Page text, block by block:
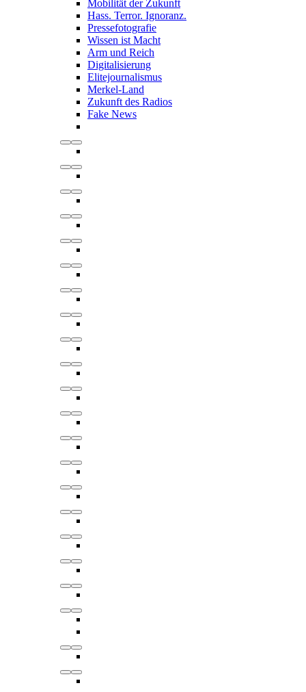
Mobilität der Zukunft
Hass. Terror. Ignoranz.
Pressefotografie
Wissen ist Macht
Arm und Reich
Digitalisierung
Elitejournalismus
Merkel-Land
Zukunft des Radios
Fake News